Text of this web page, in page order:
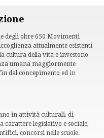
degli oltre 650 Movimenti
attualmente esistenti
cultura della vita e investono
umana maggiormente
dal concepimento ed in
in attività culturali, di
legislativo e sociale,
concorsi nelle scuole.